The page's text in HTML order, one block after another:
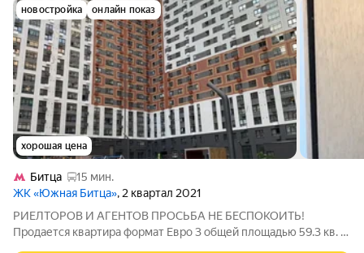
новостройка онлайн показ
хорошая цена
Битца
15 мин.
ЖК «Южная Битца», 2 квартал 2021
РИЕЛТОРОВ И АГЕНТОВ ПРОСЬБА НЕ БЕСПОКОИТЬ!
Продается квартира формат Евро 3 общей площадью 59.3 кв. м,